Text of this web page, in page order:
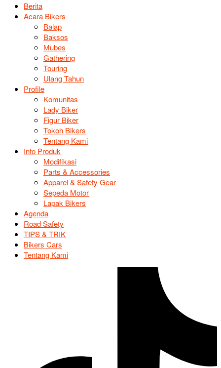
Berita
Acara Bikers
Balap
Baksos
Mubes
Gathering
Touring
Ulang Tahun
Profile
Komunitas
Lady Biker
Figur Biker
Tokoh Bikers
Tentang Kami
Info Produk
Modifikasi
Parts & Accessories
Apparel & Safety Gear
Sepeda Motor
Lapak Bikers
Agenda
Road Safety
TIPS & TRIK
Bikers Cars
Tentang Kami